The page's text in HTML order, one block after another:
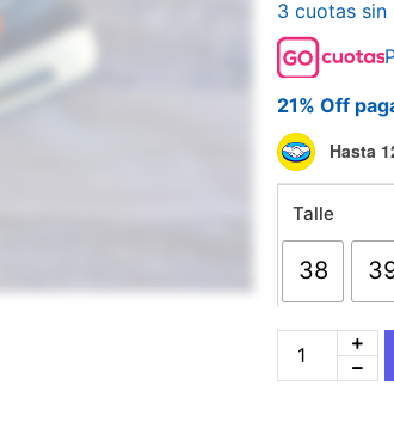
3 cuotas
21% Off
Hasta
Talle
38
Nike
Air
Max
1
Mango
cantidad